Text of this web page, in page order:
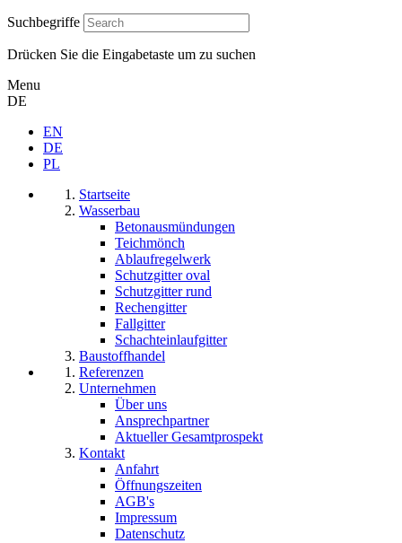
Suchbegriffe
Drücken Sie die Eingabetaste um zu suchen
Menu
DE
EN
DE
PL
Startseite
Wasserbau
Betonausmündungen
Teichmönch
Ablaufregelwerk
Schutzgitter oval
Schutzgitter rund
Rechengitter
Fallgitter
Schachteinlaufgitter
Baustoffhandel
Referenzen
Unternehmen
Über uns
Ansprechpartner
Aktueller Gesamtprospekt
Kontakt
Anfahrt
Öffnungszeiten
AGB's
Impressum
Datenschutz